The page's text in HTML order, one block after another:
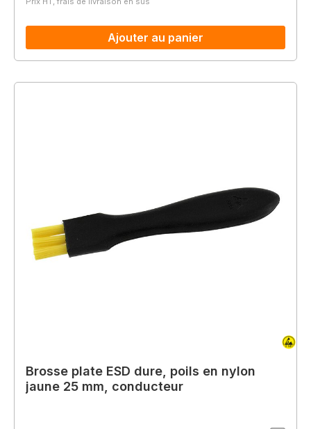
Ajouter au panier
Brosse plate ESD dure, poils en nylon
jaune 25 mm, conducteur